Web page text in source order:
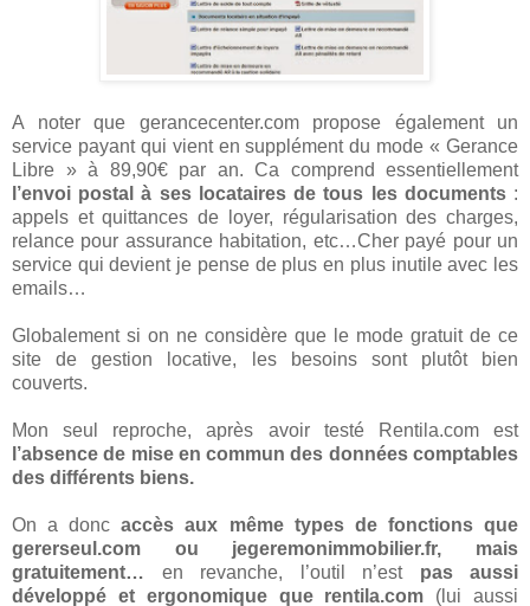
A noter que gerancecenter.com propose également un
service payant qui vient en supplément du mode « Gerance
Libre » à 89,90€ par an. Ca comprend essentiellement
l’envoi postal à ses locataires de tous les documents:
appels et quittances de loyer, régularisation des charges,
relance pour assurance habitation, etc…Cher payé pour un
service qui devient je pense de plus en plus inutile avec les
emails…
Globalement si on ne considère que le mode gratuit de ce
site de gestion locative, les besoins sont plutôt bien
couverts.
Mon seul reproche, après avoir testé Rentila.com est
l’absence de mise en commun des données comptables
des différents biens.
On a doncaccès aux même types de fonctions que
gererseul.com ou jegeremonimmobilier.fr, mais
gratuitement… en revanche, l’outil n’est pas aussi
développé et ergonomique que rentila.com (lui aussi